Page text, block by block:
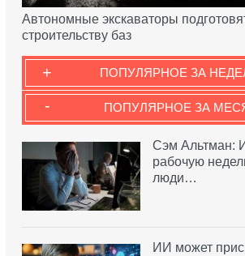
Автономные экскаваторы
строительству баз
ПОПУЛЯРНОЕ ЗА
+
ПОПУЛЯРНОЕ ЗА
-
Сэм Альтман:
рабочую
люди…
ИИ может